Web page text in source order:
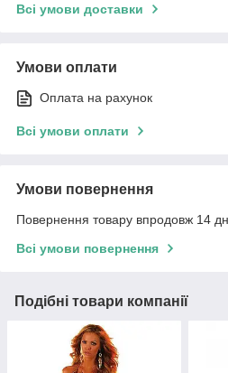
Всі умови доставки
Умови оплати
Оплата на рахунок
Всі умови оплати
Умови повернення
Повернення товару впродовж 14
Всі умови повернення
Подібні товари компанії